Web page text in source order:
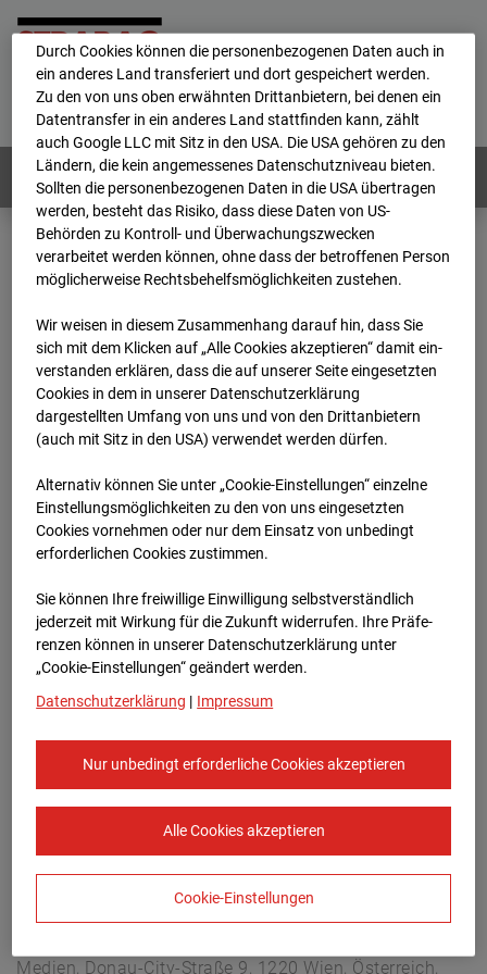
Home E-Mail Impressum
Login
Deutsch / English
Webcams: Alle Länder
Home
Deutschland
BC-176 BV-Ausbau Bonatzbau -Cam5
Archiv
2026
07 08 10:30
BC-176 BV-Ausbau
Bonatzbau -Cam5
Arnulf Klett Platz, 70173 Stuttgart
Zur Übersicht
Europe/Berlin
Medien, Donau-City-Straße 9, 1220 Wien, Österreich,
Durch Cookies können die personenbezogenen Daten auch in
ein anderes Land transferiert und dort gespeichert werden.
Zu den von uns oben erwähnten Drittanbietern, bei denen ein
Datentransfer in ein anderes Land stattfinden kann, zählt
auch Google LLC mit Sitz in den USA. Die USA gehören zu den
Ländern, die kein angemessenes Datenschutzniveau bieten.
Sollten die personenbezogenen Daten in die USA übertragen
werden, besteht das Risiko, dass diese Daten von US-
Behörden zu Kontroll- und Überwachungszwecken
verarbeitet werden können, ohne dass der betroffenen Person
möglicherweise Rechtsbehelfsmöglichkeiten zustehen.
Wir weisen in diesem Zusammenhang darauf hin, dass Sie
sich mit dem Klicken auf „Alle Cookies akzeptieren“ damit ein­
ver­standen erklären, dass die auf unserer Seite eingesetzten
Cookies in dem in unserer Datenschutzerklärung
dargestellten Umfang von uns und von den Drittanbietern
(auch mit Sitz in den USA) verwendet werden dürfen.
Alternativ können Sie unter „Cookie-Einstellungen“ einzelne
Einstellungsmöglichkeiten zu den von uns eingesetzten
Cookies vornehmen oder nur dem Einsatz von unbedingt
erforderlichen Cookies zustimmen.
Sie können Ihre freiwillige Einwilligung selbstverständlich
jederzeit mit Wirkung für die Zukunft widerrufen. Ihre Prä­fe­
renzen können in unserer Datenschutzerklärung unter
„Cookie-Einstellungen“ geändert werden.
Datenschutzerklärung | Impressum
Nur unbedingt erforderliche Cookies akzeptieren
Alle Cookies akzeptieren
Cookie-Einstellungen